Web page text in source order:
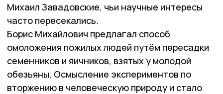
Михаил Завадовские, чьи научные интересы
часто пересекались.
Борис Михайлович предлагал способ
омоложения пожилых людей путём пересадки
семенников и яичников, взятых у молодой
обезьяны. Осмысление экспериментов по
вторжению в человеческую природу и стало